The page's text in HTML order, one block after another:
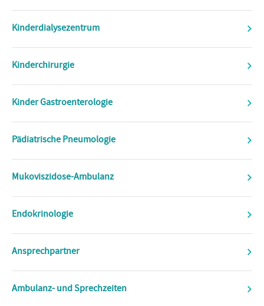
Kinderdialysezentrum
Kinderchirurgie
Kinder Gastroenterologie
Pädiatrische Pneumologie
Mukoviszidose-Ambulanz
Endokrinologie
Ansprechpartner
Ambulanz- und Sprechzeiten